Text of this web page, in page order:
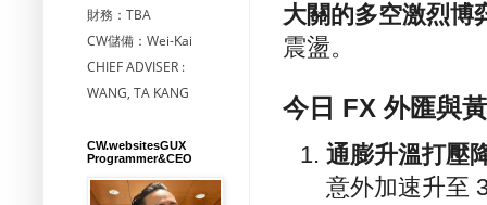
大關的多空激烈博
震盪。
今日 FX 外匯與
通膨升溫打壓
意外加速升至
財務：TBA
CW儲備：Wei-Kai
CHIEF ADVISER :
WANG, TA KANG
CW.websitesGUX
Programmer&CEO